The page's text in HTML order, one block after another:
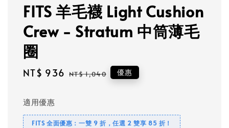
FITS 羊毛襪 Light Cushion
Crew - Stratum 中筒薄毛
圈
Sale
NT$ 936 Regular
NT$ 1,040 優惠
適用優惠
FITS 全面優惠：一雙 9 折，任選 2 雙享 85 折！